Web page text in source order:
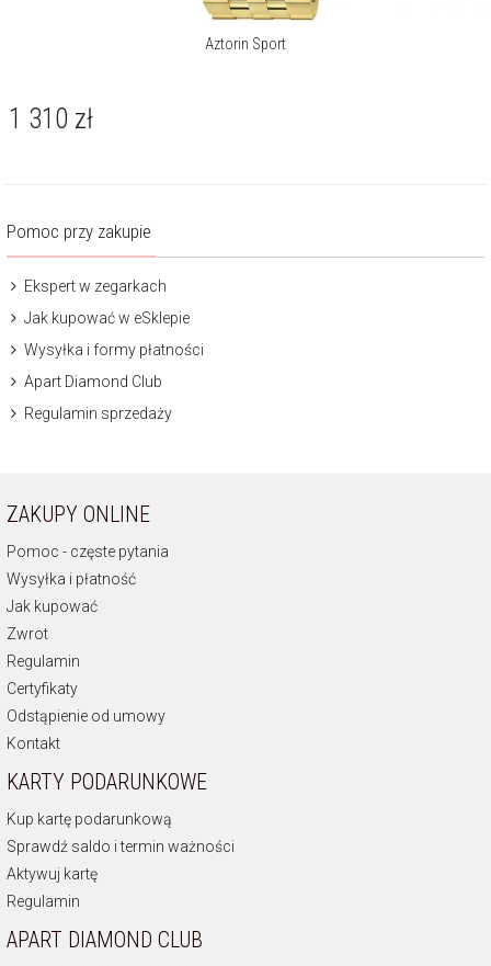
Aztorin Sport
1 310 zł
Pomoc przy zakupie
Ekspert w zegarkach
Jak kupować w eSklepie
Wysyłka i formy płatności
Apart Diamond Club
Regulamin sprzedaży
ZAKUPY ONLINE
Pomoc - częste pytania
Wysyłka i płatność
Jak kupować
Zwrot
Regulamin
Certyfikaty
Odstąpienie od umowy
Kontakt
KARTY PODARUNKOWE
Kup kartę podarunkową
Sprawdź saldo i termin ważności
Aktywuj kartę
Regulamin
APART DIAMOND CLUB